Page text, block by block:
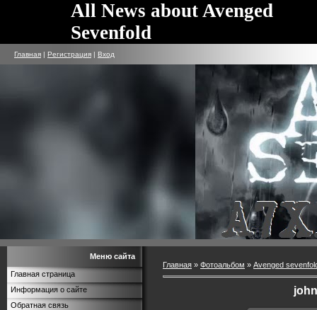
All News about Avenged
Sevenfold
Главная | Регистрация | Вход
Меню сайта
Главная страница
Информация о сайте
Обратная связь
Главная » Фотоальбом » Avenged